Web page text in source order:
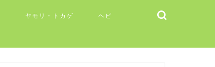
ヤモリ・トカゲ ヘビ